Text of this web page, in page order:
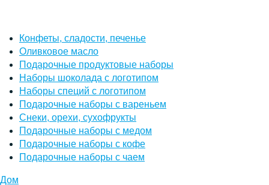
Конфеты, сладости, печенье
Оливковое масло
Подарочные продуктовые наборы
Наборы шоколада с логотипом
Наборы специй с логотипом
Подарочные наборы с вареньем
Снеки, орехи, сухофрукты
Подарочные наборы с медом
Подарочные наборы с кофе
Подарочные наборы с чаем
Дом